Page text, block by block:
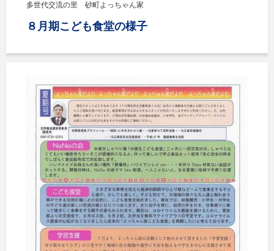
多世代交流の里 砂町よっちゃん家
８月期こども食堂の様子